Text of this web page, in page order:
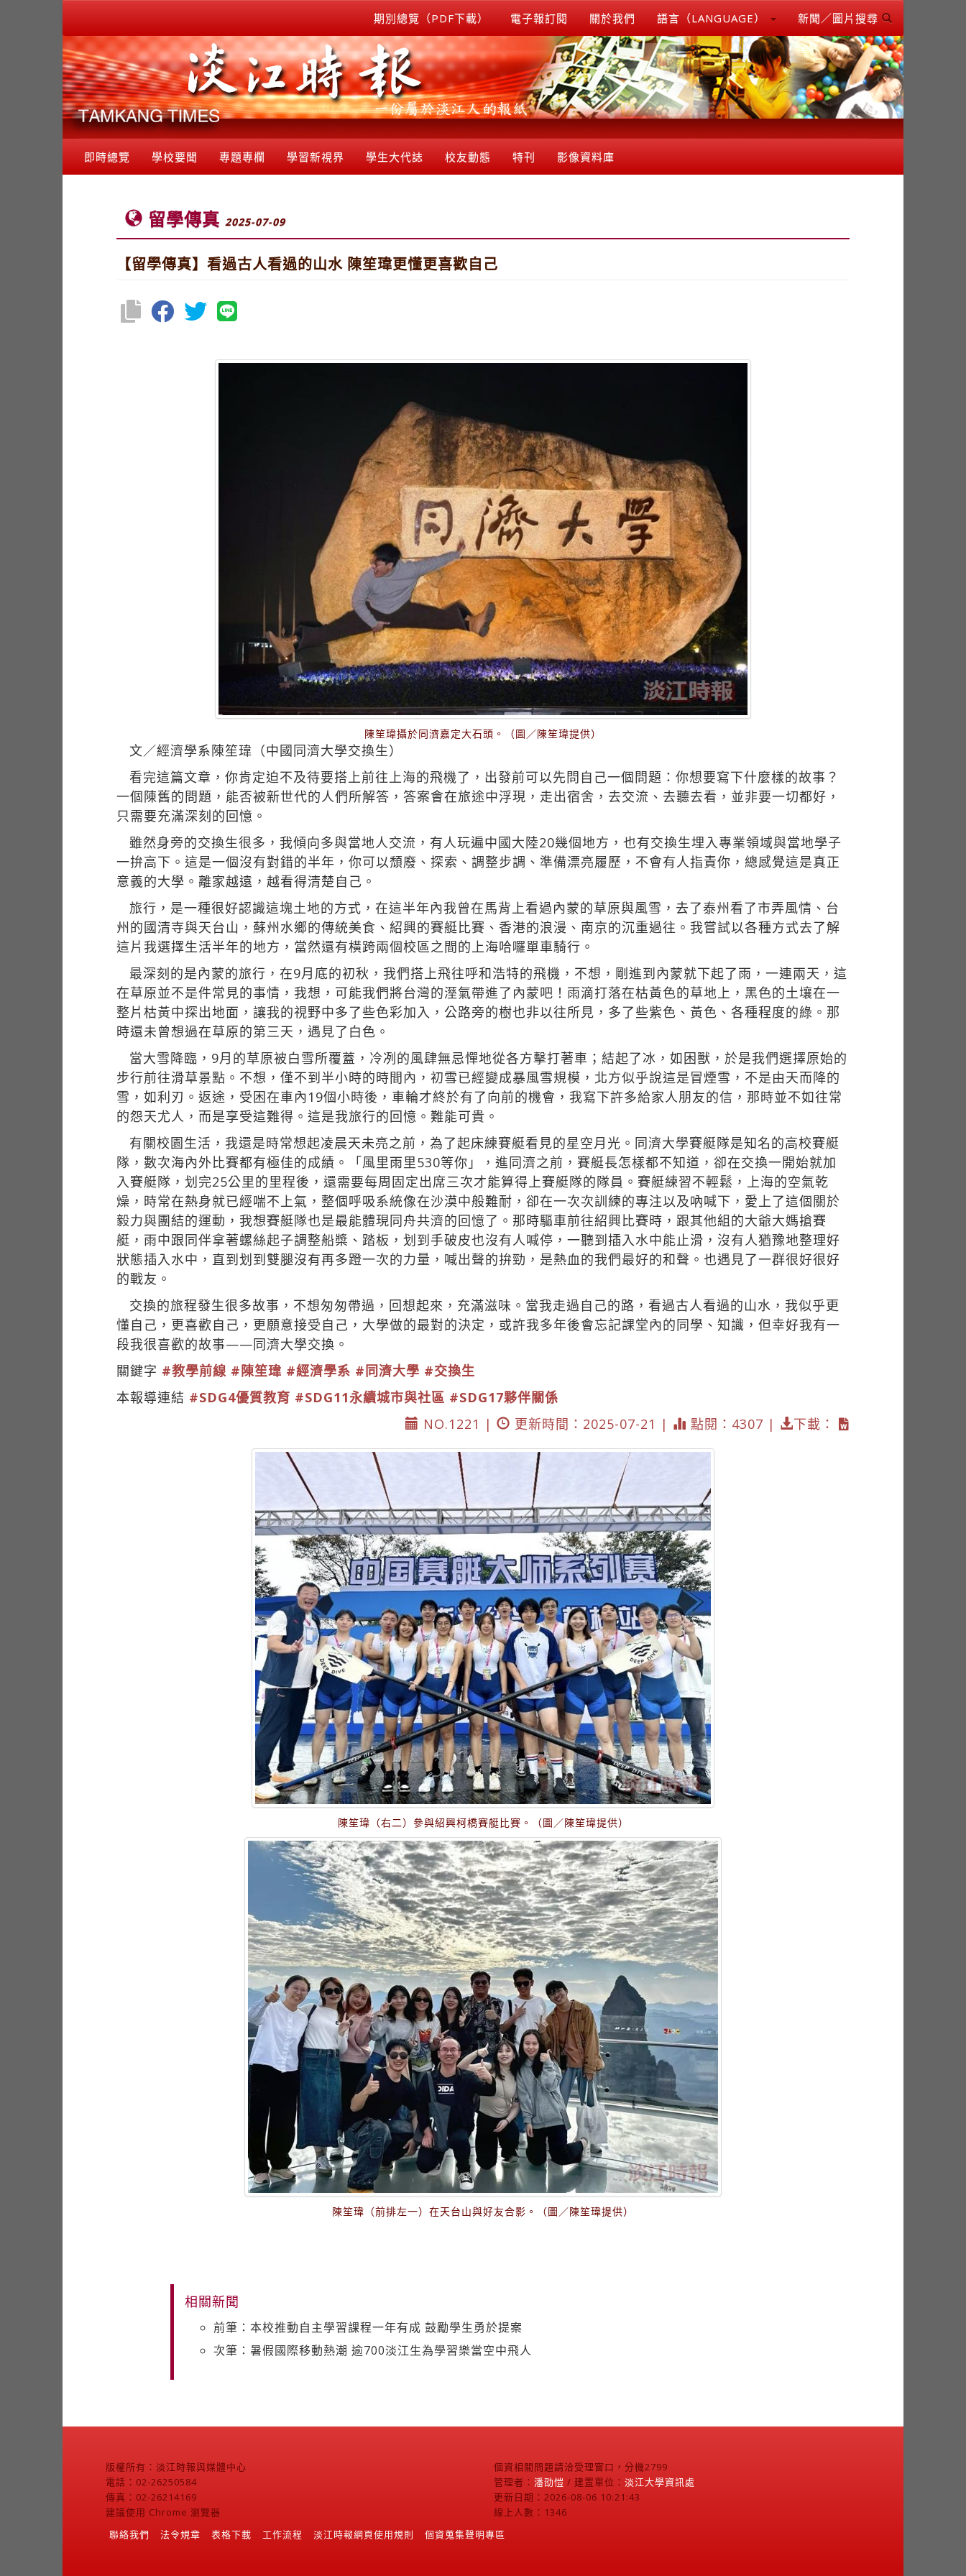
期別總覽（PDF下載） 電子報訂閱 關於我們 語言（LANGUAGE） 新聞／圖片搜尋
即時總覽 學校要聞 專題專欄 學習新視界 學生大代誌 校友動態 特刊 影像資料庫
留學傳真 2025-07-09
【留學傳真】看過古人看過的山水 陳笙瑋更懂更喜歡自己
陳笙瑋攝於同濟嘉定大石頭。（圖／陳笙瑋提供）
文／經濟學系陳笙瑋（中國同濟大學交換生）
看完這篇文章，你肯定迫不及待要搭上前往上海的飛機了，出發前可以先問自己一個問題：你想要寫下什麼樣的故事？
一個陳舊的問題，能否被新世代的人們所解答，答案會在旅途中浮現，走出宿舍，去交流、去聽去看，並非要一切都好，
只需要充滿深刻的回憶。
雖然身旁的交換生很多，我傾向多與當地人交流，有人玩遍中國大陸20幾個地方，也有交換生埋入專業領域與當地學子
一拚高下。這是一個沒有對錯的半年，你可以頹廢、探索、調整步調、準備漂亮履歷，不會有人指責你，總感覺這是真正
意義的大學。離家越遠，越看得清楚自己。
旅行，是一種很好認識這塊土地的方式，在這半年內我曾在馬背上看過內蒙的草原與風雪，去了泰州看了市弄風情、台
州的國清寺與天台山，蘇州水鄉的傳統美食、紹興的賽艇比賽、香港的浪漫、南京的沉重過往。我嘗試以各種方式去了解
這片我選擇生活半年的地方，當然還有橫跨兩個校區之間的上海哈囉單車騎行。
最深刻的是內蒙的旅行，在9月底的初秋，我們搭上飛往呼和浩特的飛機，不想，剛進到內蒙就下起了雨，一連兩天，這
在草原並不是件常見的事情，我想，可能我們將台灣的溼氣帶進了內蒙吧！雨滴打落在枯黃色的草地上，黑色的土壤在一
整片枯黃中探出地面，讓我的視野中多了些色彩加入，公路旁的樹也非以往所見，多了些紫色、黃色、各種程度的綠。那
時還未曾想過在草原的第三天，遇見了白色。
當大雪降臨，9月的草原被白雪所覆蓋，冷冽的風肆無忌憚地從各方擊打著車；結起了冰，如困獸，於是我們選擇原始的
步行前往滑草景點。不想，僅不到半小時的時間內，初雪已經變成暴風雪規模，北方似乎說這是冒煙雪，不是由天而降的
雪，如利刃。返途，受困在車內19個小時後，車輪才終於有了向前的機會，我寫下許多給家人朋友的信，那時並不如往常
的怨天尤人，而是享受這難得。這是我旅行的回憶。難能可貴。
有關校園生活，我還是時常想起凌晨天未亮之前，為了起床練賽艇看見的星空月光。同濟大學賽艇隊是知名的高校賽艇
隊，數次海內外比賽都有極佳的成績。「風里雨里530等你」，進同濟之前，賽艇長怎樣都不知道，卻在交換一開始就加
入賽艇隊，划完25公里的里程後，還需要每周固定出席三次才能算得上賽艇隊的隊員。賽艇練習不輕鬆，上海的空氣乾
燥，時常在熱身就已經喘不上氣，整個呼吸系統像在沙漠中般難耐，卻在一次次訓練的專注以及吶喊下，愛上了這個關於
毅力與團結的運動，我想賽艇隊也是最能體現同舟共濟的回憶了。那時驅車前往紹興比賽時，跟其他組的大爺大媽搶賽
艇，雨中跟同伴拿著螺絲起子調整船槳、踏板，划到手破皮也沒有人喊停，一聽到插入水中能止滑，沒有人猶豫地整理好
狀態插入水中，直到划到雙腿沒有再多蹬一次的力量，喊出聲的拚勁，是熱血的我們最好的和聲。也遇見了一群很好很好
的戰友。
交換的旅程發生很多故事，不想匆匆帶過，回想起來，充滿滋味。當我走過自己的路，看過古人看過的山水，我似乎更
懂自己，更喜歡自己，更願意接受自己，大學做的最對的決定，或許我多年後會忘記課堂內的同學、知識，但幸好我有一
段我很喜歡的故事——同濟大學交換。
關鍵字 #教學前線 #陳笙瑋 #經濟學系 #同濟大學 #交換生
本報導連結 #SDG4優質教育 #SDG11永續城市與社區 #SDG17夥伴關係
NO.1221 |
更新時間：2025-07-21 | 點閱：4307 | 下載：
陳笙瑋（右二）參與紹興柯橋賽艇比賽。（圖／陳笙瑋提供）
陳笙瑋（前排左一）在天台山與好友合影。（圖／陳笙瑋提供）
相關新聞
前筆：本校推動自主學習課程一年有成 鼓勵學生勇於提案
次筆：暑假國際移動熱潮 逾700淡江生為學習樂當空中飛人
版權所有：淡江時報與媒體中心
電話：02-26250584
傳真：02-26214169
建議使用 Chrome 瀏覽器
個資相關問題請洽受理窗口，分機2799
管理者： 潘劭愷 / 建置單位： 淡江大學資訊處
更新日期：2026-08-06 10:21:43
線上人數：1346
聯絡我們
法令規章 表格下載 工作流程 淡江時報網頁使用規則 個資蒐集聲明專區